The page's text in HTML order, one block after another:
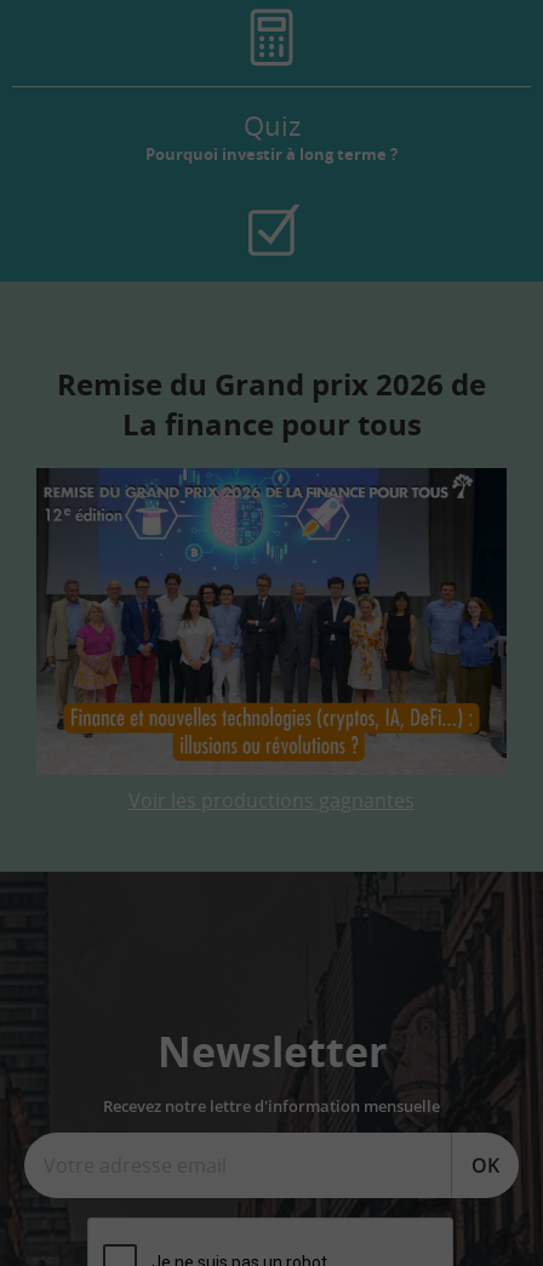
Quiz
Pourquoi investir à long terme ?
Remise du Grand prix 2026 de
La finance pour tous
Voir les productions gagnantes
Newsletter
Recevez notre lettre d'information mensuelle
OK